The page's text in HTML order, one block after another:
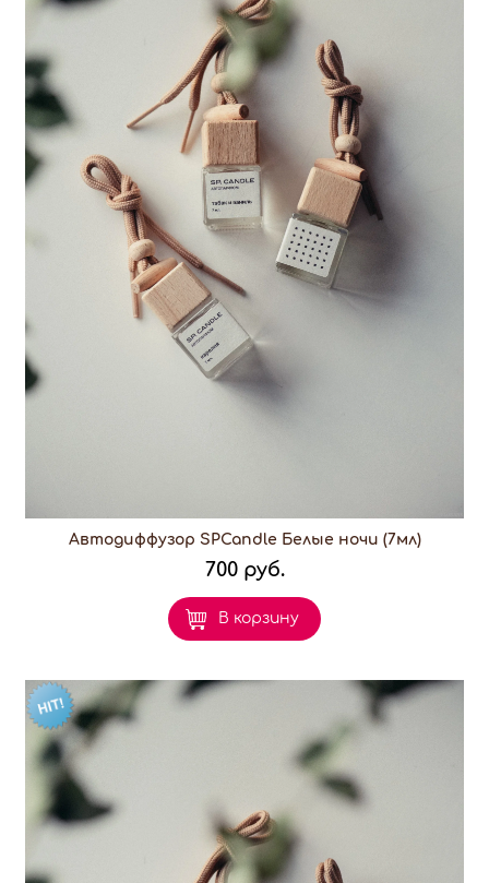
Автодиффузор SPCandle Белые ночи (7мл)
700 руб.
В корзину